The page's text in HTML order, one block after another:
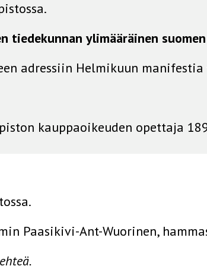
tiedekunnan ylimääräinen
adressiin Helmikuun manifestia
kauppaoikeuden opettaja
Paasikivi-Ant-Wuorinen,